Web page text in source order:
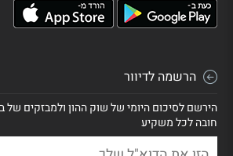
הרשמה לדיוור
הירשם לסיכום היומי של שוק ההון ולמבזקים של
חובה לכל משקיע